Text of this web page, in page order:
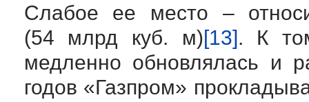
Слабое ее место –
(54 млрд куб. м)[13]. К
медленно обновлялась и
годов «Газпром»